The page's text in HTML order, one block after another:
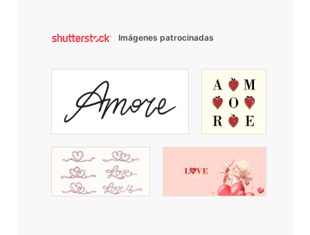
Imágenes patrocinadas